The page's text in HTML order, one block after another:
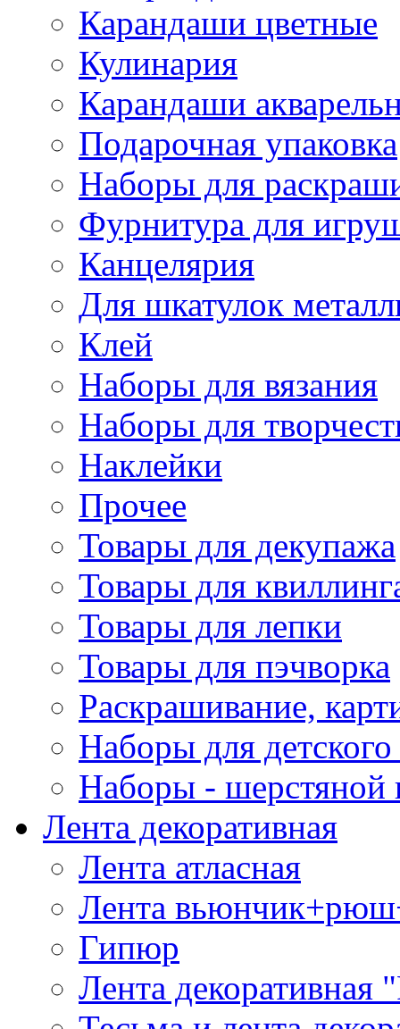
Карандаши цветные
Кулинария
Карандаши
Подарочная упаковка
Наборы для
Фурнитура для
Канцелярия
Для шкатулок
Клей
Наборы для вязания
Наборы для
Наклейки
Прочее
Товары для декупажа
Товары для
Товары для лепки
Товары для пэчворка
Раскрашивание,
Наборы для
Наборы - шерстяной
Лента декоративная
Лента атласная
Лента
Гипюр
Лента декоративная